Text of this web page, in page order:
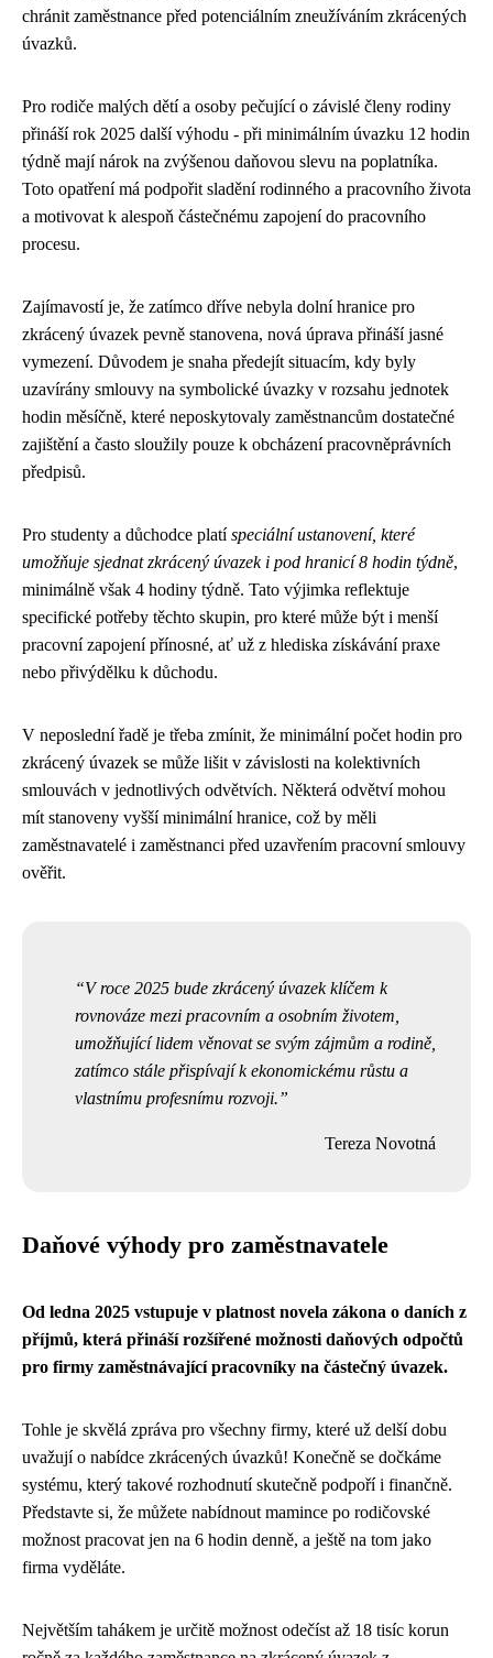
chránit zaměstnance před potenciálním zneužíváním zkrácených
úvazků.
Pro rodiče malých dětí a osoby pečující o závislé členy rodiny
přináší rok 2025 další výhodu - při minimálním úvazku 12 hodin
týdně mají nárok na zvýšenou daňovou slevu na poplatníka.
Toto opatření má podpořit sladění rodinného a pracovního života
a motivovat k alespoň částečnému zapojení do pracovního
procesu.
Zajímavostí je, že zatímco dříve nebyla dolní hranice pro
zkrácený úvazek pevně stanovena, nová úprava přináší jasné
vymezení. Důvodem je snaha předejít situacím, kdy byly
uzavírány smlouvy na symbolické úvazky v rozsahu jednotek
hodin měsíčně, které neposkytovaly zaměstnancům dostatečné
zajištění a často sloužily pouze k obcházení pracovněprávních
předpisů.
Pro studenty a důchodce platíspeciální ustanovení, které
umožňuje sjednat zkrácený úvazek i pod hranicí 8 hodin týdně,
minimálně však 4 hodiny týdně. Tato výjimka reflektuje
specifické potřeby těchto skupin, pro které může být i menší
pracovní zapojení přínosné, ať už z hlediska získávání praxe
nebo přivýdělku k důchodu.
V neposlední řadě je třeba zmínit, že minimální počet hodin pro
zkrácený úvazek se může lišit v závislosti na kolektivních
smlouvách v jednotlivých odvětvích. Některá odvětví mohou
mít stanoveny vyšší minimální hranice, což by měli
zaměstnavatelé i zaměstnanci před uzavřením pracovní smlouvy
ověřit.
V roce 2025 bude zkrácený úvazek klíčem k
rovnováze mezi pracovním a osobním životem,
umožňující lidem věnovat se svým zájmům a rodině,
zatímco stále přispívají k ekonomickému růstu a
vlastnímu profesnímu rozvoji.
Tereza Novotná
Daňové výhody pro zaměstnavatele
Od ledna 2025 vstupuje v platnost novela zákona o daních z
příjmů, která přináší rozšířené možnosti daňových odpočtů
pro firmy zaměstnávající pracovníky na částečný úvazek.
Tohle je skvělá zpráva pro všechny firmy, které už delší dobu
uvažují o nabídce zkrácených úvazků! Konečně se dočkáme
systému, který takové rozhodnutí skutečně podpoří i finančně.
Představte si, že můžete nabídnout mamince po rodičovské
možnost pracovat jen na 6 hodin denně, a ještě na tom jako
firma vyděláte.
Největším tahákem je určitě možnost odečíst až 18 tisíc korun